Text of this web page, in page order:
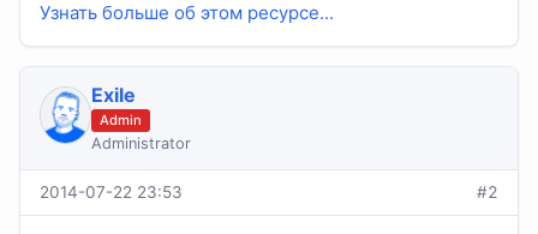
Узнать больше об этом ресурсе...
Exile
Admin
Administrator
2014-07-22 23:53 #2